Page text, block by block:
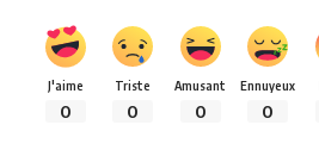
J'aime
0
Triste
0
Amusant
0
Ennuyeux
0